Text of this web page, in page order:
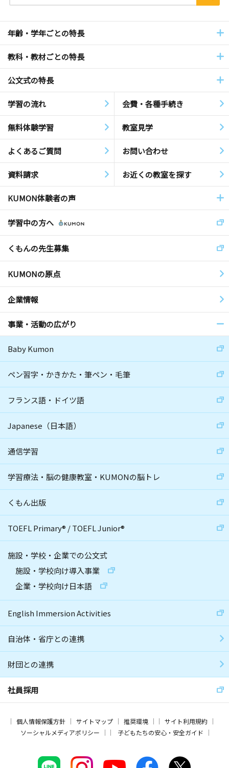
年齢・学年ごとの特長
教科・教材ごとの特長
公文式の特長
学習の流れ 会費・各種手続き
無料体験学習 教室見学
よくあるご質問 お問い合わせ
資料請求 お近くの教室を探す
KUMON体験者の声
学習中の方へ
くもんの先生募集
KUMONの原点
企業情報
事業・活動の広がり
Baby Kumon
ペン習字・かきかた・筆ペン・毛筆
フランス語・ドイツ語
Japanese（日本語）
通信学習
学習療法・脳の健康教室・KUMONの脳トレ
くもん出版
TOEFL Primary® /TOEFL Junior®
施設・学校・企業での公文式
施設・学校向け導入事業
企業・学校向け日本語
English Immersion Activities
自治体・省庁との連携
財団との連携
社員採用
個人情報保護方針 サイトマップ 推奨環境
サイト利用規約
ソーシャルメディアポリシー
子どもたちの安心・安全ガイド